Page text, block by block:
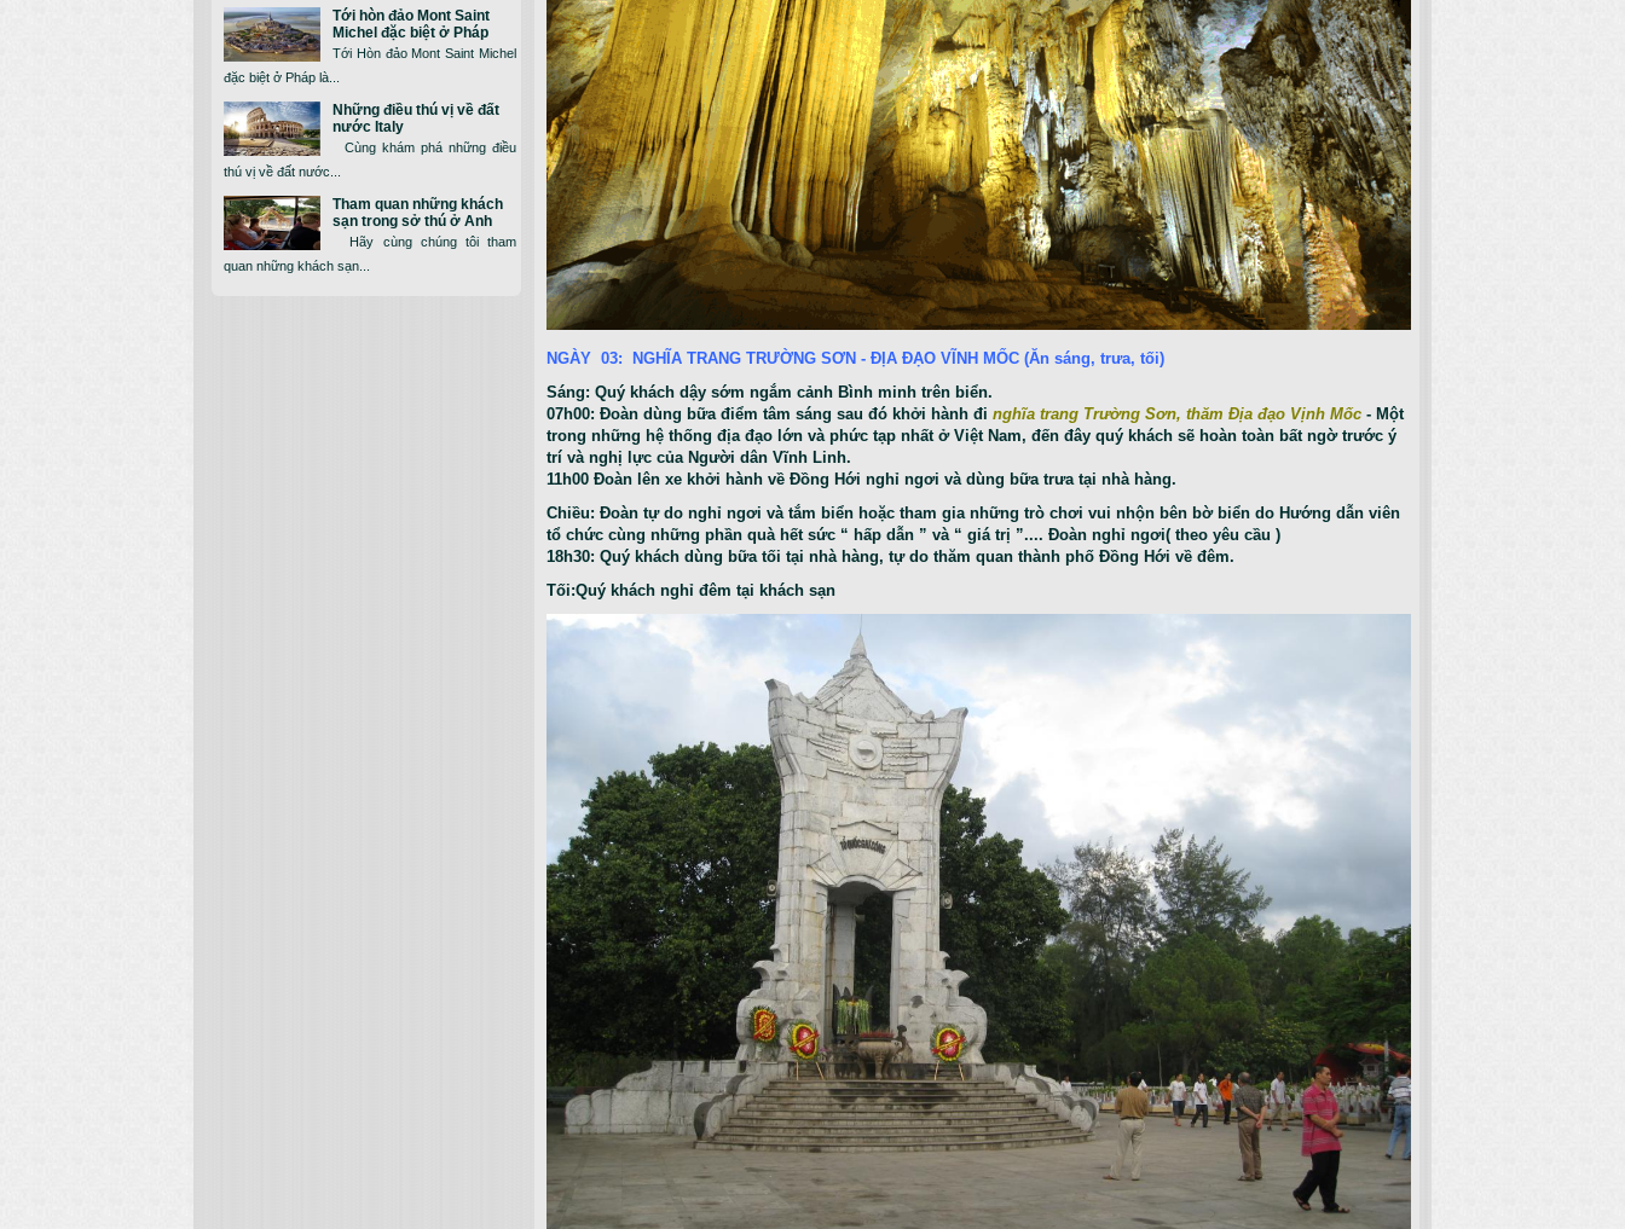
Tới hòn đảo Mont Saint
Michel đặc biệt ở Pháp
Tới Hòn đảo Mont Saint Michel
đặc biệt ở Pháp là...
Những điều thú vị về đất
nước Italy
Cùng khám phá những điều
thú vị về đất nước...
Tham quan những khách
sạn trong sở thú ở Anh
Hãy cùng chúng tôi tham
quan những khách sạn...
NGÀY 03: NGHĨA TRANG TRƯỜNG SƠN - ĐỊA ĐẠO VĨNH MỐC (Ăn sáng, trưa, tối)
Sáng: Quý khách dậy sớm ngắm cảnh Bình minh trên biển.
07h00: Đoàn dùng bữa điểm tâm sáng sau đó khởi hành đi nghĩa trang Trường Sơn, thăm Địa đạo Vịnh Mốc - Một
trong những hệ thống địa đạo lớn và phức tạp nhất ở Việt Nam, đến đây quý khách sẽ hoàn toàn bất ngờ trước ý
trí và nghị lực của Người dân Vĩnh Linh.
11h00 Đoàn lên xe khởi hành về Đồng Hới nghỉ ngơi và dùng bữa trưa tại nhà hàng.
Chiều: Đoàn tự do nghỉ ngơi và tắm biển hoặc tham gia những trò chơi vui nhộn bên bờ biển do Hướng dẫn viên
tổ chức cùng những phần quà hết sức “ hấp dẫn ” và “ giá trị ”.... Đoàn nghỉ ngơi( theo yêu cầu )
18h30: Quý khách dùng bữa tối tại nhà hàng, tự do thăm quan thành phố Đồng Hới về đêm.
Tối:Quý khách nghỉ đêm tại khách sạn